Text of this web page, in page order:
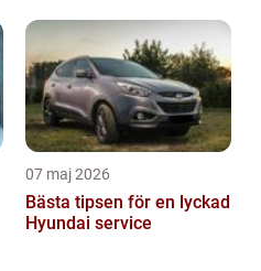
07 maj 2026
Bästa tipsen för en lyckad
Hyundai service